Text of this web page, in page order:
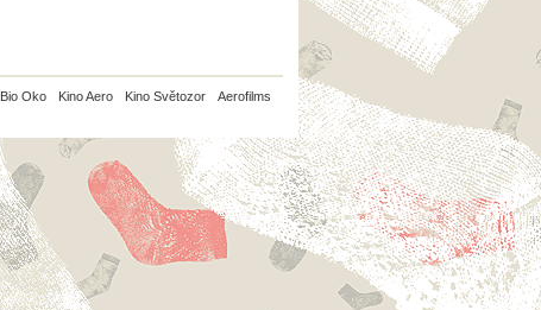
Bio Oko Kino Aero Kino Světozor Aerofilms